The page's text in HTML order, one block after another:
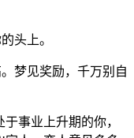
头上。
梦见奖励，千万别自
事业上升期的你，